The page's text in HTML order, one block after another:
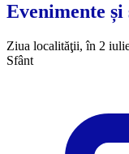
Evenimente
Ziua localităţii, în 2
Sfânt